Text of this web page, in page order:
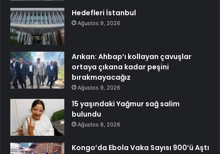
Hedefleri İstanbul
Ağustos 9, 2026
Arıkan: Ahbap’ı kollayan çavuşlar
ortaya çıkana kadar peşini
bırakmayacağız
Ağustos 9, 2026
15 yaşındaki Yağmur sağ salim
bulundu
Ağustos 8, 2026
Kongo’da Ebola Vaka Sayısı 900’ü Aştı